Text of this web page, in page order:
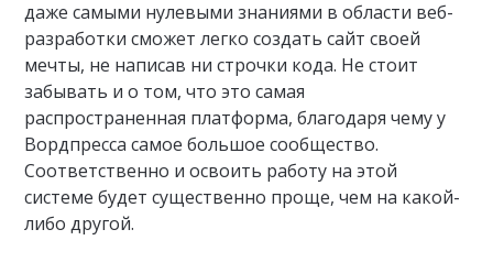
даже самыми нулевыми знаниями в области веб-
разработки сможет легко создать сайт своей
мечты, не написав ни строчки кода. Не стоит
забывать и о том, что это самая
распространенная платформа, благодаря чему у
Вордпресса самое большое сообщество.
Соответственно и освоить работу на этой
системе будет существенно проще, чем на какой-
либо другой.